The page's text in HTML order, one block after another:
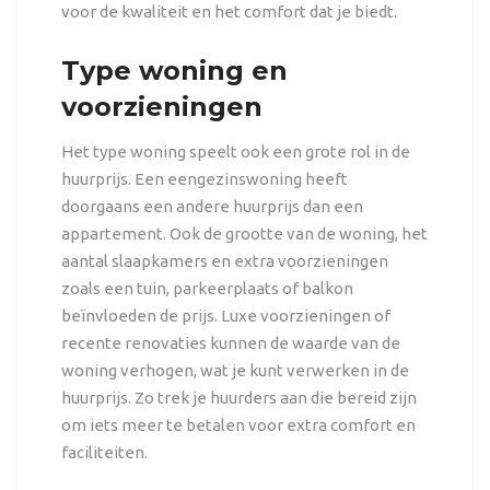
voor de kwaliteit en het comfort dat je biedt.
Type woning en
voorzieningen
Het type woning speelt ook een grote rol in de
huurprijs. Een eengezinswoning heeft
doorgaans een andere huurprijs dan een
appartement. Ook de grootte van de woning, het
aantal slaapkamers en extra voorzieningen
zoals een tuin, parkeerplaats of balkon
beïnvloeden de prijs. Luxe voorzieningen of
recente renovaties kunnen de waarde van de
woning verhogen, wat je kunt verwerken in de
huurprijs. Zo trek je huurders aan die bereid zijn
om iets meer te betalen voor extra comfort en
faciliteiten.